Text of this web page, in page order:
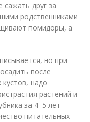
друг за
родственниками
помидоры, а
но при
после
надо
растений и
за 4–5 лет
питательных